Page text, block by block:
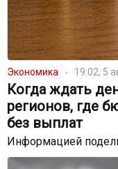
Экономика 19:02, 5
Когда ждать
регионов, где
без выплат
Информацией